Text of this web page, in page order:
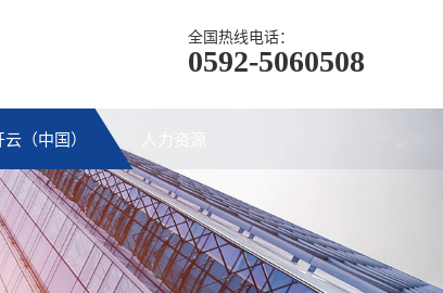
全国热线电话：
0592-5060508
（中国）